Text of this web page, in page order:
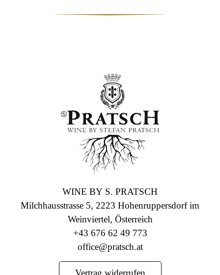
WINE BY S. PRATSCH
Milchhausstrasse 5, 2223 Hohenruppersdorf im
Weinviertel, Österreich
+43 676 62 49 773
office@pratsch.at
Vertrag widerrufen